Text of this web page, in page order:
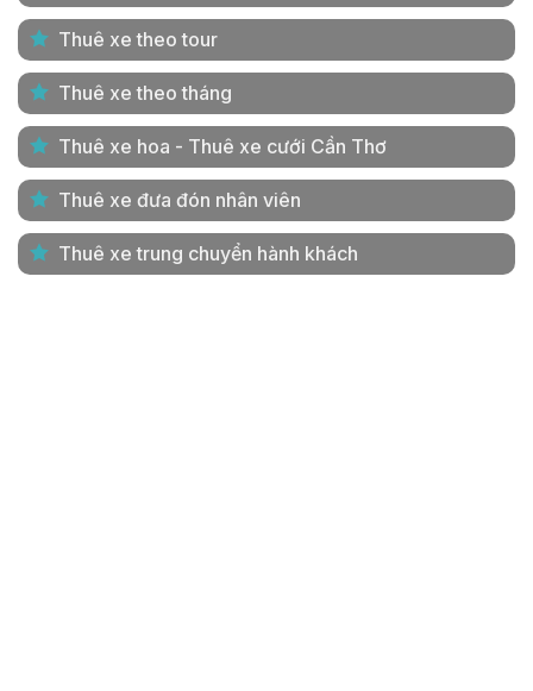
Thuê xe theo tour
Thuê xe theo tháng
Thuê xe hoa - Thuê xe cưới Cần Thơ
Thuê xe đưa đón nhân viên
Thuê xe trung chuyển hành khách